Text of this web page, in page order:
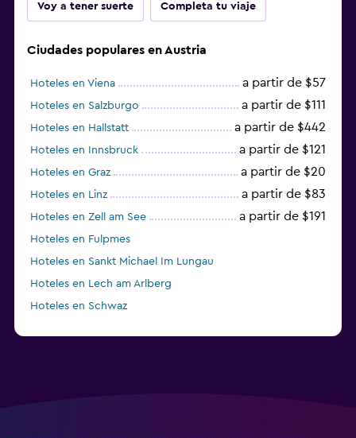
Voy a tener suerte Completa tu viaje
Ciudades populares en Austria
Hoteles en Viena a partir de $57
Hoteles en Salzburgo a partir de $111
Hoteles en Hallstatt a partir de $442
Hoteles en Innsbruck a partir de $121
Hoteles en Graz a partir de $20
Hoteles en Linz a partir de $83
Hoteles en Zell am See a partir de $191
Hoteles en Fulpmes
Hoteles en Sankt Michael Im Lungau
Hoteles en Lech am Arlberg
Hoteles en Schwaz